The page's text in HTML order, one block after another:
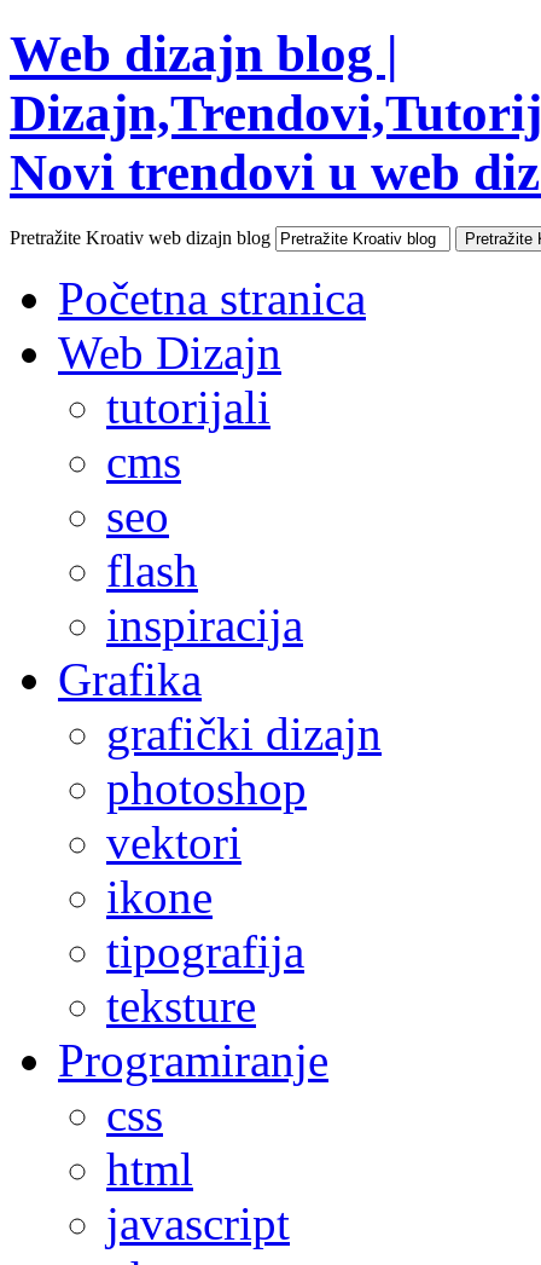
Web dizajn blog |
Novi trendovi u web
Pretražite Kroativ web dizajn blog
Početna stranica
Web Dizajn
tutorijali
cms
seo
flash
inspiracija
Grafika
grafički dizajn
photoshop
vektori
ikone
tipografija
teksture
Programiranje
css
html
javascript